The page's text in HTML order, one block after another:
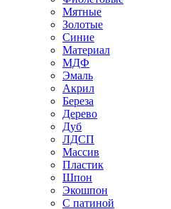
Мятные
Золотые
Синие
Материал
МДФ
Эмаль
Акрил
Береза
Дерево
Дуб
ЛДСП
Массив
Пластик
Шпон
Экошпон
С патиной